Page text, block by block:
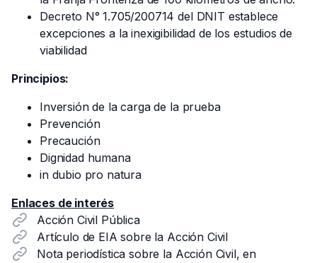
Decreto N° 1.705/200714 del DNIT establece
excepciones a la inexigibilidad de los estudios de
viabilidad
Principios:
Inversión de la carga de la prueba
Prevención
Precaución
Dignidad humana
in dubio pro natura
Enlaces de interés
Acción Civil Pública
Artículo de EIA sobre la Acción Civil
Nota periodística sobre la Acción Civil, en